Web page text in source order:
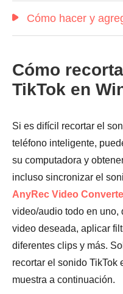
Paso 6.
Cómo hacer y
Cómo
TikTok en
Si es difícil recortar el
teléfono inteligente,
su computadora y
incluso sincronizar el
AnyRec Video
video/audio todo en uno,
video deseada, aplicar
diferentes clips y más.
recortar el sonido TikTok
muestra a continuación.